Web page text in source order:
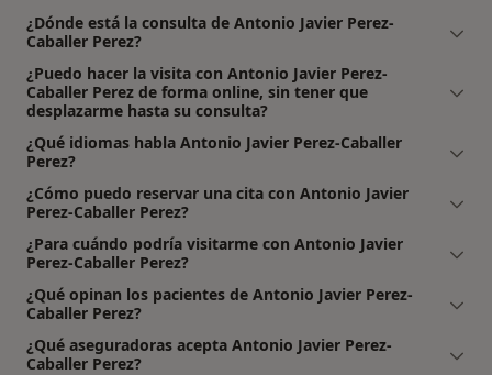
¿Dónde está la consulta de Antonio Javier Perez-
Caballer Perez?
¿Puedo hacer la visita con Antonio Javier Perez-
Caballer Perez de forma online, sin tener que
desplazarme hasta su consulta?
¿Qué idiomas habla Antonio Javier Perez-Caballer
Perez?
¿Cómo puedo reservar una cita con Antonio Javier
Perez-Caballer Perez?
¿Para cuándo podría visitarme con Antonio Javier
Perez-Caballer Perez?
¿Qué opinan los pacientes de Antonio Javier Perez-
Caballer Perez?
¿Qué aseguradoras acepta Antonio Javier Perez-
Caballer Perez?